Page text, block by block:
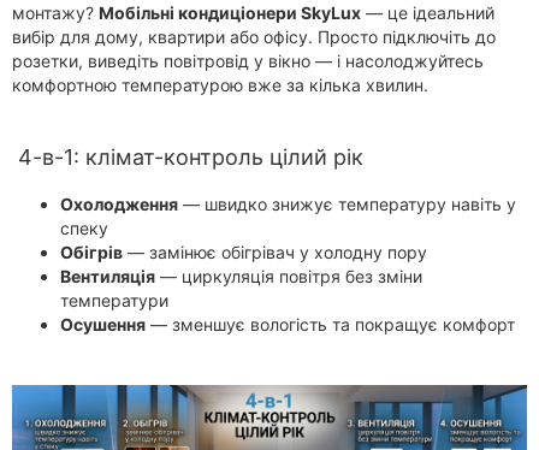
монтажу? Мобільні кондиціонери SkyLux — це ідеальний
вибір для дому, квартири або офісу. Просто підключіть до
розетки, виведіть повітровід у вікно — і насолоджуйтесь
комфортною температурою вже за кілька хвилин.
4-в-1: клімат-контроль цілий рік
Охолодження — швидко знижує температуру навіть у
спеку
Обігрів — замінює обігрівач у холодну пору
Вентиляція — циркуляція повітря без зміни
температури
Осушення — зменшує вологість та покращує комфорт